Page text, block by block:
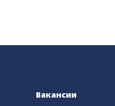
Вакансии